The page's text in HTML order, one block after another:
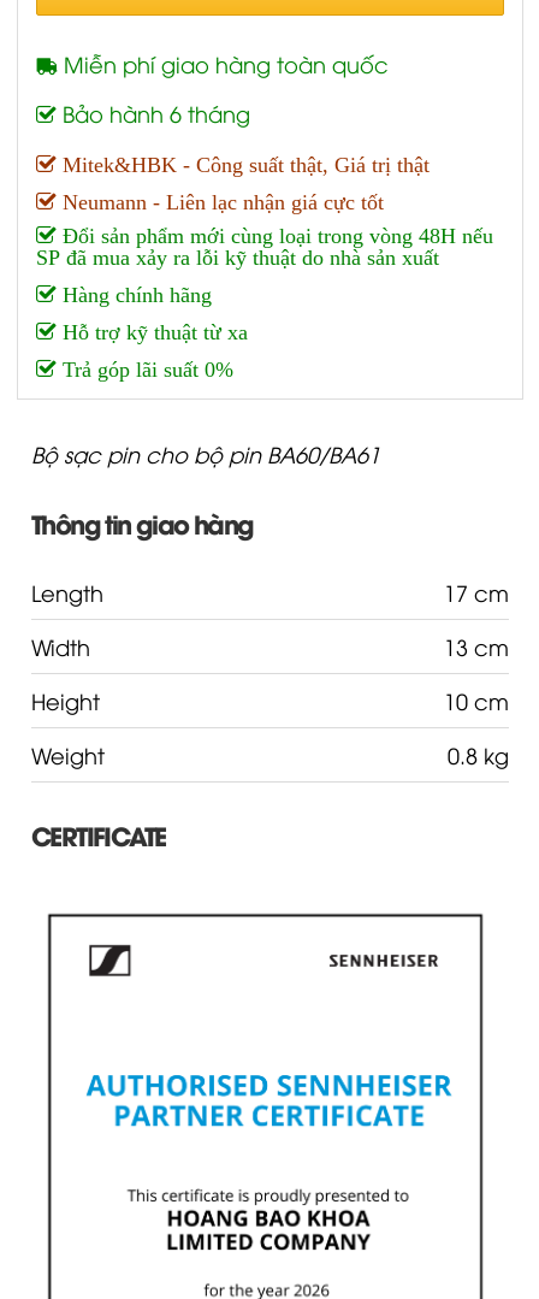
Miễn phí giao hàng toàn quốc
Bảo hành 6 tháng
Mitek&HBK - Công suất thật, Giá trị thật
Neumann - Liên lạc nhận giá cực tốt
Đổi sản phẩm mới cùng loại trong vòng 48H nếu
SP đã mua xảy ra lỗi kỹ thuật do nhà sản xuất
Hàng chính hãng
Hỗ trợ kỹ thuật từ xa
Trả góp lãi suất 0%
Bộ sạc pin cho bộ pin BA60/BA61
Thông tin giao hàng
Length
17 cm
Width
13 cm
Height
10 cm
Weight
0.8 kg
CERTIFICATE